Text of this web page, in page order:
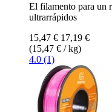
El filamento para un
ultrarrápidos
15,47 € 17,19 €
(15,47 € / kg)
4.0 (1)